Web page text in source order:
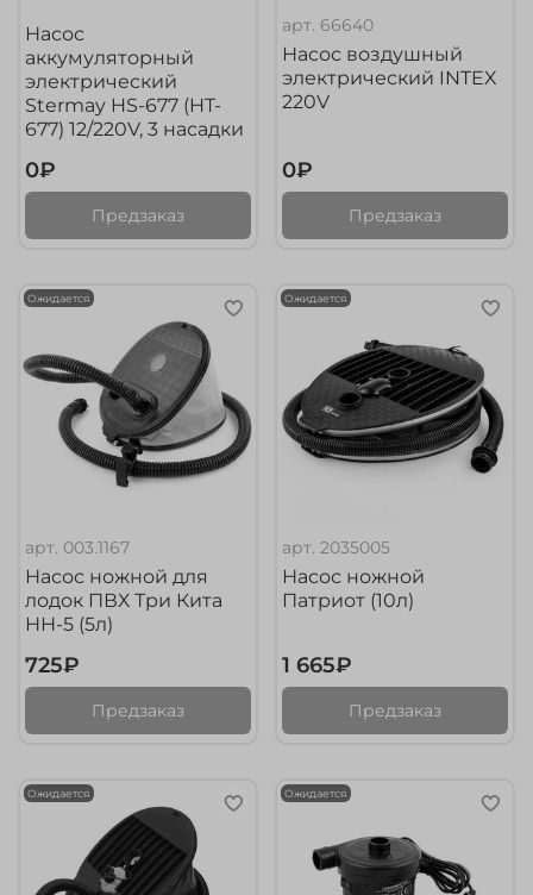
Насос
аккумуляторный
электрический
Stermay HS-677 (HT-
677) 12/220V, 3 насадки
0₽
Предзаказ
арт. 66640
Насос воздушный
электрический INTEX
220V
0₽
Предзаказ
Ожидается
арт. 003.1167
Насос ножной для
лодок ПВХ Три Кита
НН-5 (5л)
725₽
Предзаказ
Ожидается
арт.2035005
Насос ножной
Патриот (10л)
1 665₽
Предзаказ
Ожидается Ожидается